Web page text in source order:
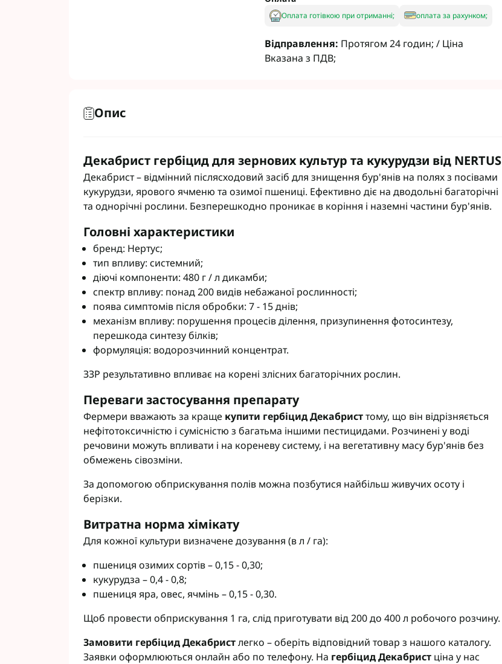
Насіння ріпаку Лімагрейн
Насіння ріпаку Caussade
Гербіциди Химагромаркетинг
Фунгіциди для Картоплі
Фунгіциди Для Овочів
Фунгіциди Для Часнику
Фунгіциди Для садів
Контактні фунгіциди
Фунгіциди Corteva
Фунгіциди Альфа Смарт Агро
Фунгіциди Пест ЮА
Фунгіциди Укравіт
Фунгіциди Химагромаркетинг
Фунгіциди BASF
Фунгіциди BAYER
Фунгіциди NERTUS
Фунгіциди Syngenta
Мікродобрива для пшениці
Мікродобрива для Ріпаку
Мікродобрива для сої
Мікродобрива для соняшника
Мікродобрива Альфа Смарт
Мікродобрива Укравіт
Оплата готівкою при отриманні; оплата за рахунком;
Відправлення: Протягом 24 годин; / Ціна
Вказана з ПДВ;
Опис
Декабрист гербіцид для зернових культур та кукурудзи від NERTUS
Декабрист – відмінний післясходовий засіб для знищення бур'янів на полях з посівами
кукурудзи, ярового ячменю та озимої пшениці. Ефективно діє на дводольні багаторічні
та однорічні рослини. Безперешкодно проникає в коріння і наземні частини бур'янів.
Головні характеристики
бренд: Нертус;
тип впливу: системний;
діючі компоненти: 480 г / л дикамби;
спектр впливу: понад 200 видів небажаної рослинності;
поява симптомів після обробки: 7 - 15 днів;
механізм впливу: порушення процесів ділення, призупинення фотосинтезу,
перешкода синтезу білків;
формуляція: водорозчинний концентрат.
ЗЗР результативно впливає на корені злісних багаторічних рослин.
Переваги застосування препарату
Фермери вважають за краще купити гербіцид Декабристтому, що він відрізняється
нефітотоксичністю і сумісністю з багатьма іншими пестицидами. Розчинені у воді
речовини можуть впливати і на кореневу систему, і на вегетативну масу бур'янів без
обмежень сівозміни.
За допомогою обприскування полів можна позбутися найбільш живучих осоту і
берізки.
Витратна норма хімікату
Для кожної культури визначене дозування (в л / га):
пшениця озимих сортів – 0,15 - 0,30;
кукурудза – 0,4 - 0,8;
пшениця яра, овес, ячмінь – 0,15 - 0,30.
Щоб провести обприскування 1 га, слід приготувати від 200 до 400 л робочого розчину.
Замовити гербіцид Декабристлегко – оберіть відповідний товар з нашого каталогу.
Заявки оформлюються онлайн або по телефону. На гербіцид Декабрист ціна у нас